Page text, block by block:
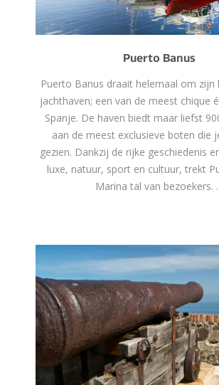
Puerto Banus
Puerto Banus draait helemaal om zijn
jachthaven; een van de meest chique
Spanje. De haven biedt maar liefst
aan de meest exclusieve boten die
gezien. Dankzij de rijke geschiedenis
luxe, natuur, sport en cultuur, trekt
Marina tal van bezoekers.